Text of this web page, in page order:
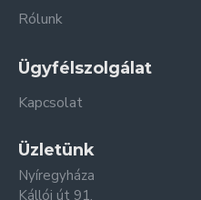
Rólunk
Ügyfélszolgálat
Kapcsolat
Üzletünk
Nyíregyháza
Kállói út 91.